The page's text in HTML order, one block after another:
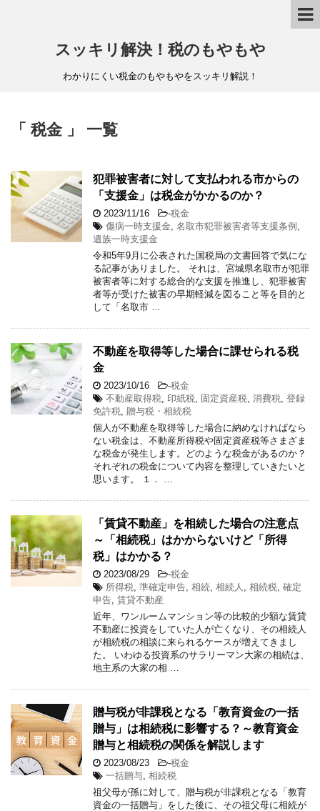
スッキリ解決！税のもやもや
わかりにくい税金のもやもやをスッキリ解説！
「 税金 」 一覧
犯罪被害者に対して支払われる市からの
「支援金」は税金がかかるのか？
2023/11/16 -税金
傷病一時支援金 名取市犯罪被害者等支援条例
遺族一時支援金
令和5年9月に公表された国税局の文書回答で気にな
る記事がありました。 それは、宮城県名取市が犯罪
被害者等に対する総合的な支援を推進し、犯罪被害
者等が受けた被害の早期軽減を図ること等を目的と
して「名取市 …
不動産を取得等した場合に課せられる税
金
2023/10/16 -税金
不動産取得税
印紙税 固定資産税 消費税 登録
免許税 贈与税・相続税
個人が不動産を取得等した場合に納めなければなら
ない税金は、不動産所得税や固定資産税等さまざま
な税金が発生します。どのような税金があるのか？
それぞれの税金について内容を整理していきたいと
思います。 １． …
「賃貸不動産」を相続した場合の注意点
～「相続税」はかからないけど「所得
税」はかかる？
2023/08/29 -税金
所得税 準確定申告 相続 相続人 相続税 確定
申告 賃貸不動産
近年、ワンルームマンション等の比較的少額な賃貸
不動産に投資をしていた人が亡くなり、その相続人
が相続税の相談に来られるケースが増えてきまし
た。 いわゆる投資系のサラリーマン大家の相続は、
地主系の大家の相 …
贈与税が非課税となる「教育資金の一括
贈与」は相続税に影響する？～教育資金
贈与と相続税の関係を解説します
2023/08/23 -税金
一括贈与 相続税
祖父母が孫に対して、贈与税が非課税となる「教育
資金の一括贈与」をした後に、その祖父母に相続が